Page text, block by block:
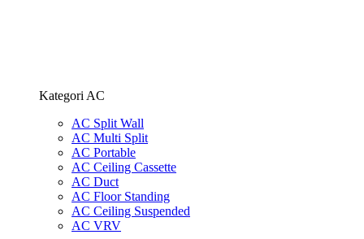
Kategori AC
AC Split Wall
AC Multi Split
AC Portable
AC Ceiling Cassette
AC Duct
AC Floor Standing
AC Ceiling Suspended
AC VRV